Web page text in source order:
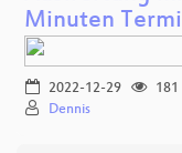
Minuten
2022-12-29
181
Dennis